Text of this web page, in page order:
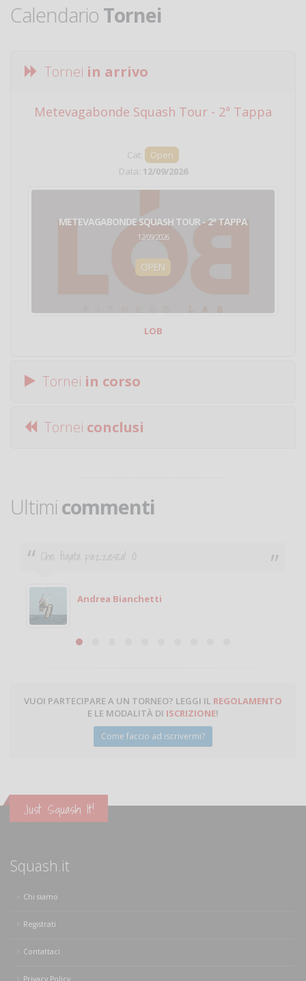
Calendario Tornei
Tornei in arrivo
Metevagabonde Squash Tour - 2ª Tappa
Cat:
Open
Data: 12/09/2026
METEVAGABONDE SQUASH TOUR - 2ª TAPPA
12/09/2026
OPEN
LOB
Tornei in corso
Tornei conclusi
Ultimi commenti
Che figata pazzesca! :O
Andrea Bianchetti
VUOI PARTECIPARE A UN TORNEO? LEGGI IL REGOLAMENTO
E LE MODALITÀ DI ISCRIZIONE!
Come faccio ad iscrivermi?
Just Squash It!
Squash.it
Chi siamo
Registrati
Contattaci
Privacy Policy